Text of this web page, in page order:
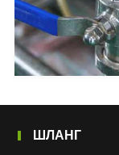
ШЛАНГ